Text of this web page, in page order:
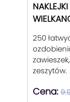
250
Cena: